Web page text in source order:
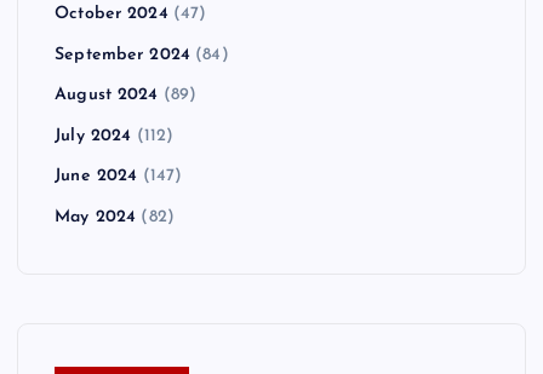
October 2024 (47)
September 2024 (84)
August 2024 (89)
July 2024 (112)
June 2024 (147)
May 2024 (82)